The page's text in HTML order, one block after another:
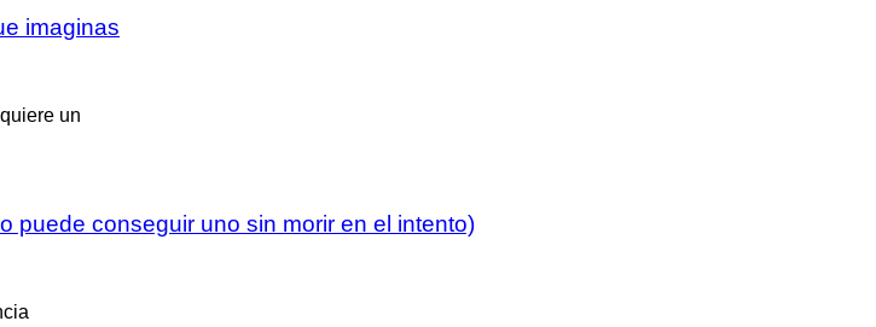
imaginas
un
puede conseguir uno sin morir en el intento)